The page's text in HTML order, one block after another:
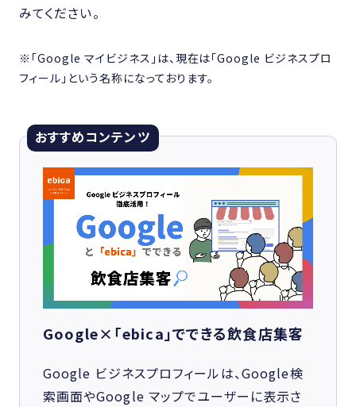
みてください。
※「Google マイビジネス」は、現在は「Google ビジネスプロ
フィール」という名称になっております。
おすすめコンテンツ
Google×「ebica」でできる飲食店集客
Google ビジネスプロフィールは、Google検
索画面やGoogle マップでユーザーに表示さ